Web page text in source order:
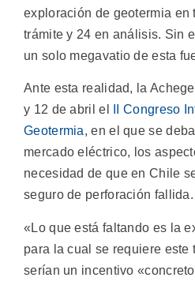
exploración de geotermia en
trámite y 24 en análisis. Sin
un solo megavatio de esta
Ante esta realidad, la
y 12 de abril el
II Congreso
Geotermia, en el que se
mercado eléctrico, los
necesidad de que en Chile
seguro de perforación fallida.
«Lo que está faltando es la
para la cual se requiere este
serían un incentivo